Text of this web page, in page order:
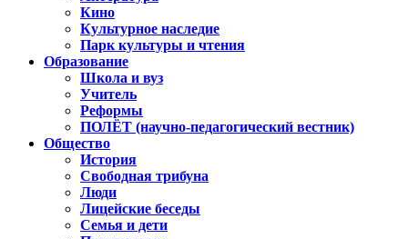
Кино
Культурное наследие
Парк культуры и чтения
Образование
Школа и вуз
Учитель
Реформы
ПОЛЁТ (научно-педагогический вестник)
Общество
История
Свободная трибуна
Люди
Лицейские беседы
Семья и дети